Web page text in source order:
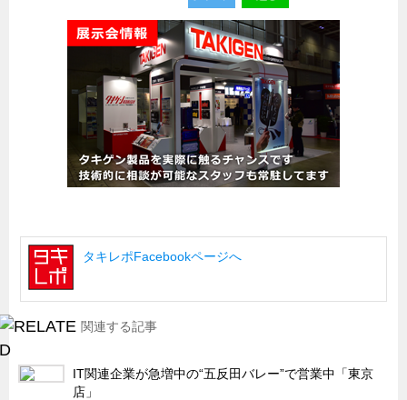
CFRP（炭素繊維強化プラスチック）
ソリューション
船舶・港湾設備
試作・特注品の事例集
SDGs配慮・脱炭素
省力化製品
ロボット・自動化装置関連
二次電池関連
EV・PHEV充電器関連
農業関連
タキレポFacebookページへ
関連する記事
IT関連企業が急増中の“五反田バレー”で営業中「東京
店」